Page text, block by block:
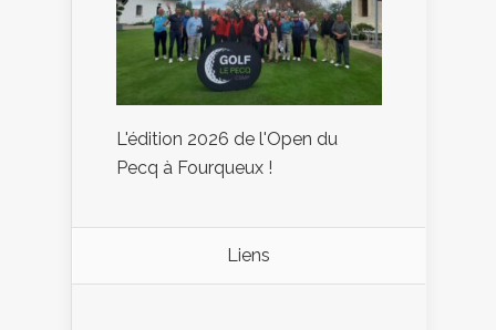
L'édition 2026 de l'Open du
Pecq à Fourqueux !
Liens